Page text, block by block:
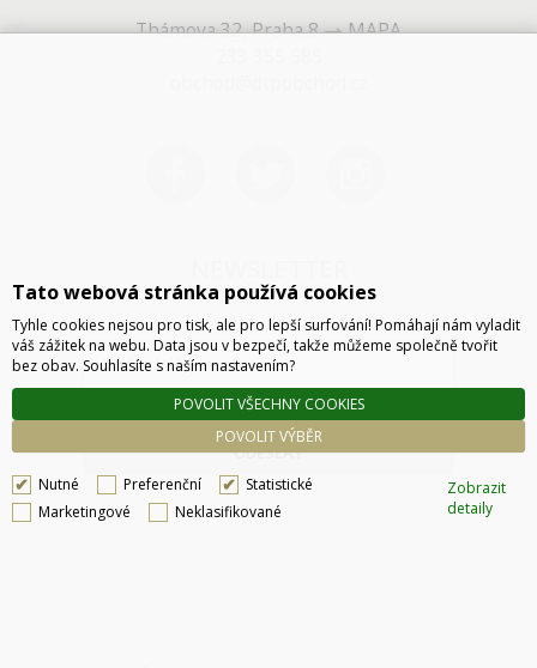
Thámova 32, Praha 8
MAPA
ODESLAT
Tato webová stránka používá cookies
Tyhle cookies nejsou pro tisk, ale pro lepší surfování! Pomáhají nám vyladit
váš zážitek na webu. Data jsou v bezpečí, takže můžeme společně tvořit
bez obav. Souhlasíte s naším nastavením?
POVOLIT VÝBĚR
POVOLIT VŠECHNY COOKIES
Nutné Preferenční
Statistické
Marketingové
Neklasifikované
Zobrazit
detaily